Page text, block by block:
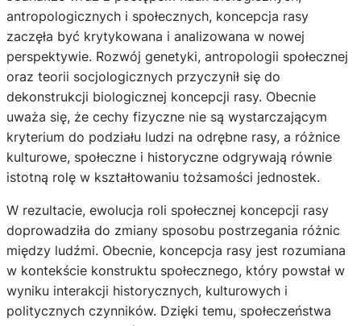
antropologicznych i społecznych, koncepcja rasy
zaczęła być krytykowana i analizowana w nowej
perspektywie. Rozwój genetyki, antropologii społecznej
oraz teorii socjologicznych przyczynił się do
dekonstrukcji biologicznej koncepcji rasy. Obecnie
uważa się, że cechy fizyczne nie są wystarczającym
kryterium do podziału ludzi na odrębne rasy, a różnice
kulturowe, społeczne i historyczne odgrywają równie
istotną rolę w kształtowaniu tożsamości jednostek.
W rezultacie, ewolucja roli społecznej koncepcji rasy
doprowadziła do zmiany sposobu postrzegania różnic
między ludźmi. Obecnie, koncepcja rasy jest rozumiana
w kontekście konstruktu społecznego, który powstał w
wyniku interakcji historycznych, kulturowych i
politycznych czynników. Dzięki temu, społeczeństwa